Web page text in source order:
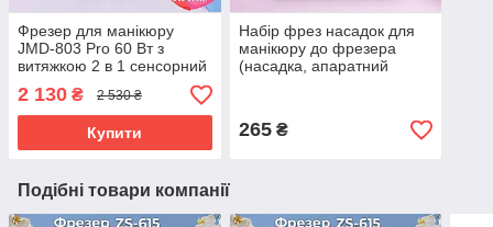
Фрезер для манікюру
JMD-803 Pro 60 Вт з
витяжкою 2 в 1 сенсорний
зняття гель лаку з
фрезами
2 130 ₴ 2 530 ₴
Купити
Набір фрез насадок для
манікюру до фрезера
(насадка, апаратний
265₴
Подібні товари компанії